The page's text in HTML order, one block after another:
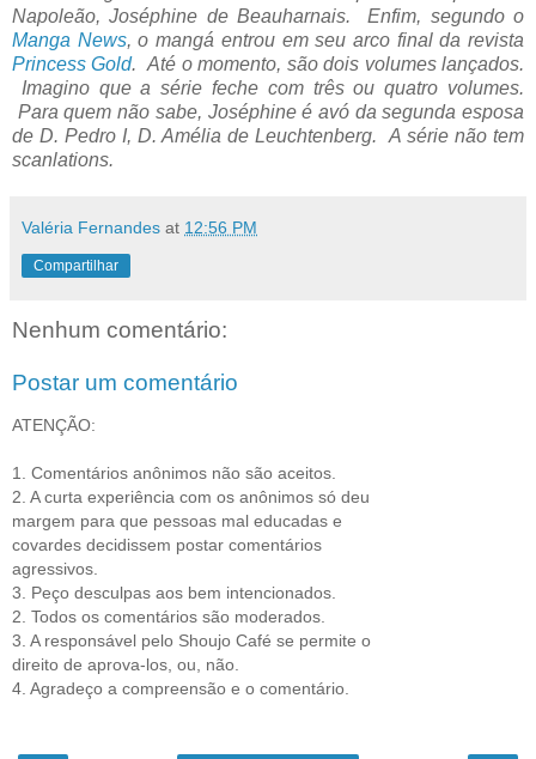
Napoleão, Joséphine de Beauharnais. Enfim, segundo o
Manga News, o mangá entrou em seu arco final da revista
Princess Gold. Até o momento, são dois volumes lançados.
Imagino que a série feche com três ou quatro volumes.
Para quem não sabe, Joséphine é avó da segunda esposa
de D. Pedro I, D. Amélia de Leuchtenberg. A série não tem
scanlations.
Valéria Fernandes at 12:56 PM
Compartilhar
Nenhum comentário:
Postar um comentário
ATENÇÃO:
1. Comentários anônimos não são aceitos.
2. A curta experiência com os anônimos só deu
margem para que pessoas mal educadas e
covardes decidissem postar comentários
agressivos.
3. Peço desculpas aos bem intencionados.
2. Todos os comentários são moderados.
3. A responsável pelo Shoujo Café se permite o
direito de aprova-los, ou, não.
4. Agradeço a compreensão e o comentário.